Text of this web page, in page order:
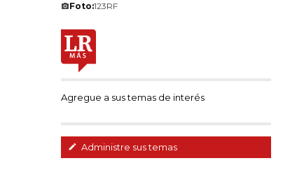
Foto:123RF
Agregue a sus temas de interés
Administre sus temas